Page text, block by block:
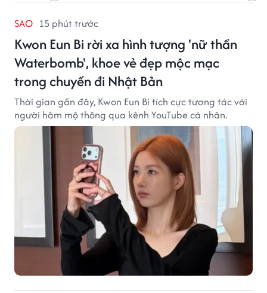
SAO 15 phút trước
Kwon Eun Bi rời xa hình tượng 'nữ thần
Waterbomb', khoe vẻ đẹp mộc mạc
trong chuyến đi Nhật Bản
Thời gian gần đây, Kwon Eun Bi tích cực tương tác với
người hâm mộ thông qua kênh YouTube cá nhân.